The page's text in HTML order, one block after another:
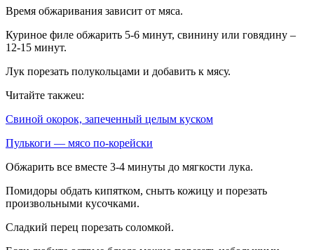
Время обжаривания зависит от мяса.
Куриное филе обжарить 5-6 минут, свинину или говядину –
12-15 минут.
Лук порезать полукольцами и добавить к мясу.
Читайте такжеu:
Свиной окорок, запеченный целым куском
Пулькоги — мясо по-корейски
Обжарить все вместе 3-4 минуты до мягкости лука.
Помидоры обдать кипятком, сныть кожицу и порезать
произвольными кусочками.
Сладкий перец порезать соломкой.